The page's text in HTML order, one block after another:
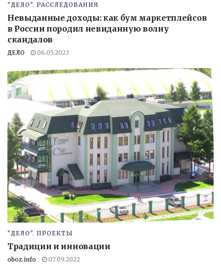
"ДЕЛО". РАССЛЕДОВАНИЯ
Невыданные доходы: как бум маркетплейсов
в России породил невиданную волну
скандалов
ДЕЛО 06.05.2023
"ДЕЛО". ПРОЕКТЫ
Традиции и инновации
oboz.info 07.09.2022